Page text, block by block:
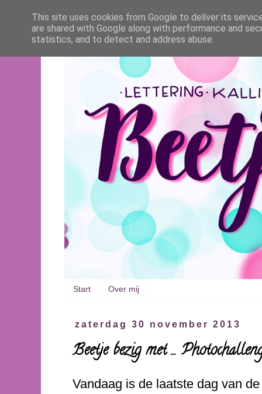
Start Over mij
zaterdag 30 november 2013
Beetje bezig met ...
Vandaag is de laatste dag van
This site uses cookies from Google to deliver its
are shared with Google along with performance and
statistics, and to detect and address abuse.